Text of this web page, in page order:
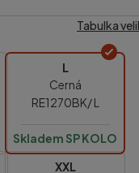
Tabulka
L
Cerná
RE1270BK/ L
Skladem SP KOLO
XXL